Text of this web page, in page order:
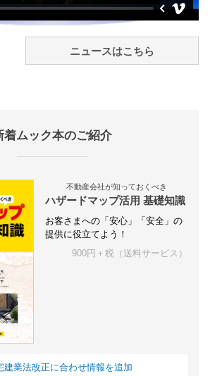
ニュースはこちら
着ムック本のご紹介
不動産会社が知っておくべき
ハザードマップ活用 基礎知識
お客さまへの「安心」「安全」の
提供に役立てよう！
900円＋税（送料サービス）
建業法改正に合わせ情報を追加